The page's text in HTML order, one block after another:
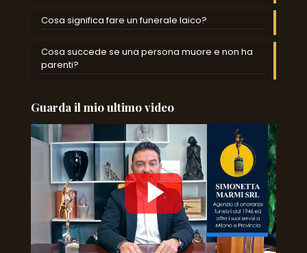
Cosa significa fare un funerale laico?
Cosa succede se una persona muore e non ha
parenti?
Guarda il mio ultimo video